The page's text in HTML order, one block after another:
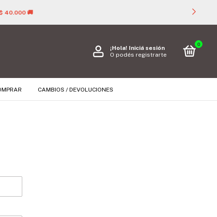
¡Hola! Iniciá sesión
O podés registrarte
0
CAMBIOS / DEVOLUCIONES